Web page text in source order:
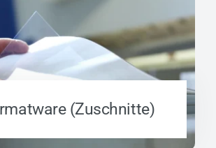
(Zuschnitte)